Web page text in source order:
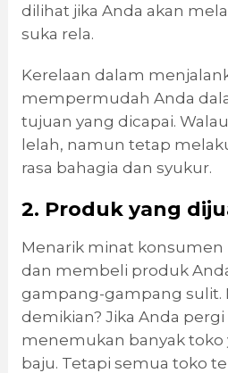
dilihat jika Anda akan
suka rela.
Kerelaan dalam
mempermudah Anda
tujuan yang dicapai.
lelah, namun tetap
rasa bahagia dan syukur.
2. Produk yang
Menarik minat
dan membeli produk
gampang-gampang sulit.
demikian? Jika Anda pergi
menemukan banyak toko
baju. Tetapi semua toko